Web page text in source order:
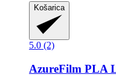
Košarica
5.0 (2)
AzureFilm PLA